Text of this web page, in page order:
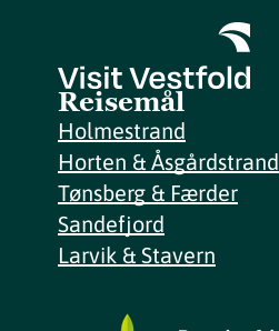
Reisemål
Holmestrand
Horten & Åsgårdstrand
Tønsberg & Færder
Sandefjord
Larvik & Stavern